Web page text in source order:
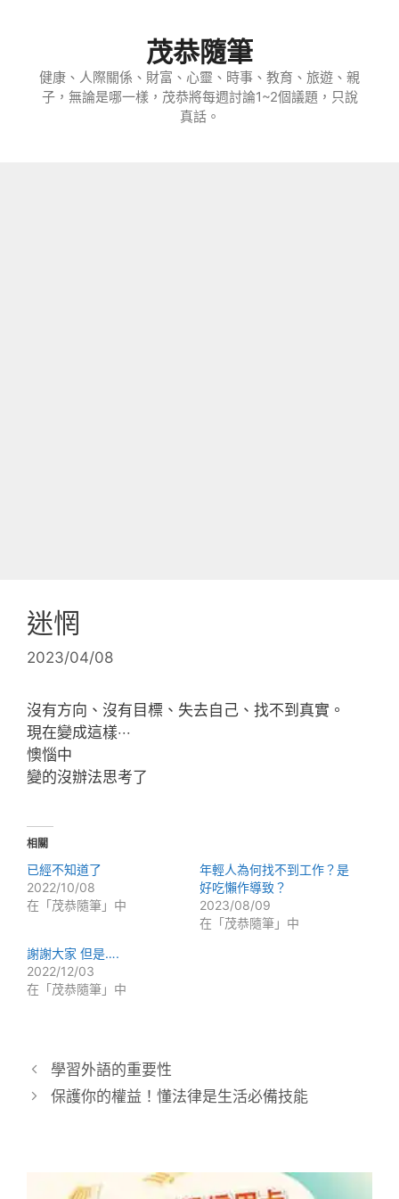
茂恭隨筆
健康、人際關係、財富、心靈、時事、教育、旅遊、親
子，無論是哪一樣，茂恭將每週討論1~2個議題，只說
真話。
迷惘
2023/04/08
沒有方向、沒有目標、失去自己、找不到真實。
現在變成這樣‧‧‧
懊惱中
變的沒辦法思考了
相關
已經不知道了
2022/10/08
在「茂恭隨筆」中
年輕人為何找不到工作？是
好吃懶作導致？
2023/08/09
在「茂恭隨筆」中
謝謝大家 但是….
2022/12/03
在「茂恭隨筆」中
學習外語的重要性
保護你的權益！懂法律是生活必備技能